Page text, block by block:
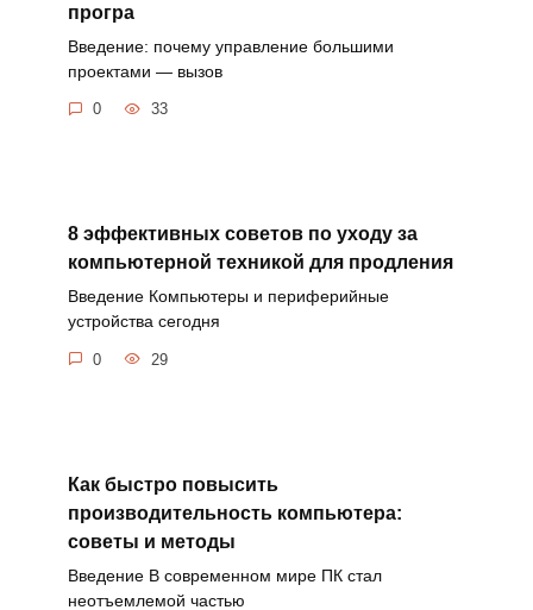
програ
Введение: почему управление большими
проектами — вызов
0 33
8 эффективных советов по уходу за
компьютерной техникой для продления
Введение Компьютеры и периферийные
устройства сегодня
0 29
Как быстро повысить
производительность компьютера:
советы и методы
Введение В современном мире ПК стал
неотъемлемой частью